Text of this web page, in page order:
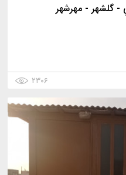
گلشهر - مهرشهر
۲۳۰۶